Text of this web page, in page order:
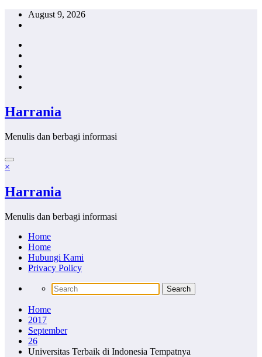
Skip
August 9, 2026
Harrania
Menulis dan berbagi informasi
×
Harrania
Menulis dan berbagi informasi
Home
Home
Hubungi Kami
Privacy Policy
Home
2017
September
26
Universitas Terbaik di Indonesia Tempatnya